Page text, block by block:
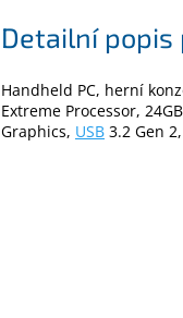
Detailní popis
Handheld PC, herní
Extreme Processor,
Graphics, USB 3.2 Gen